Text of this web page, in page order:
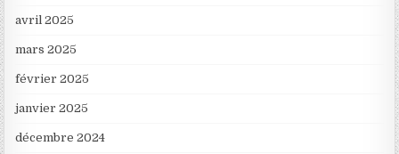
avril 2025
mars 2025
février 2025
janvier 2025
décembre 2024